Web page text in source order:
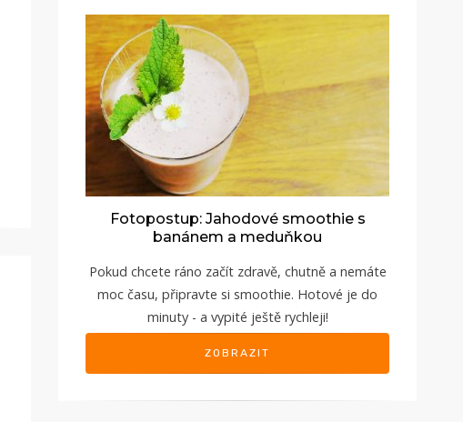
Fotopostup: Jahodové smoothie s
banánem a meduňkou
Pokud chcete ráno začít zdravě, chutně a nemáte
moc času, připravte si smoothie. Hotové je do
minuty - a vypité ještě rychleji!
ZOBRAZIT